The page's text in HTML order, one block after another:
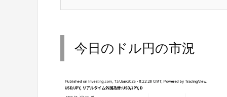
今日のドル円の市況